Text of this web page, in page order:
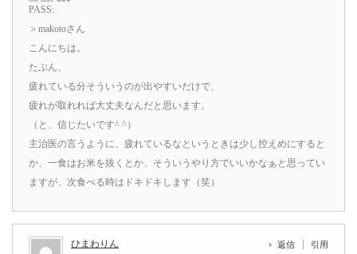
PASS:
＞makotoさん
こんにちは。
たぶん、
疲れている分そういうのが出やすいだけで、
疲れが取れれば大丈夫なんだと思います。
（と、信じたいです^ ^）
主治医の言うように、疲れているなというときは少し控えめにすると
か、一食はお米を抜くとか、そういうやり方でいいかなぁと思ってい
ますが、次食べる時はドキドキします（笑）
ひまわりん 返信 引用